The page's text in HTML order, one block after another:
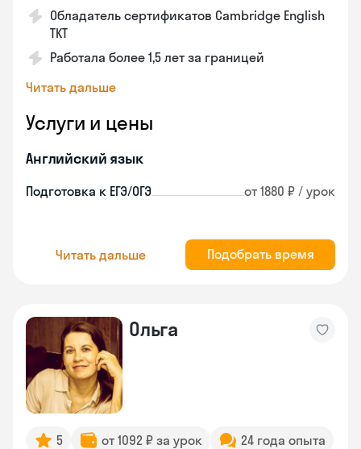
Обладатель сертификатов Cambridge English
TKT
Работала более 1,5 лет за границей
Читать дальше
Услуги и цены
Английский язык
Подготовка к ЕГЭ/ОГЭ от 1880 ₽ / урок
Читать дальше Подобрать время
Ольга
5 от 1092 ₽ за урок
24 года опыта